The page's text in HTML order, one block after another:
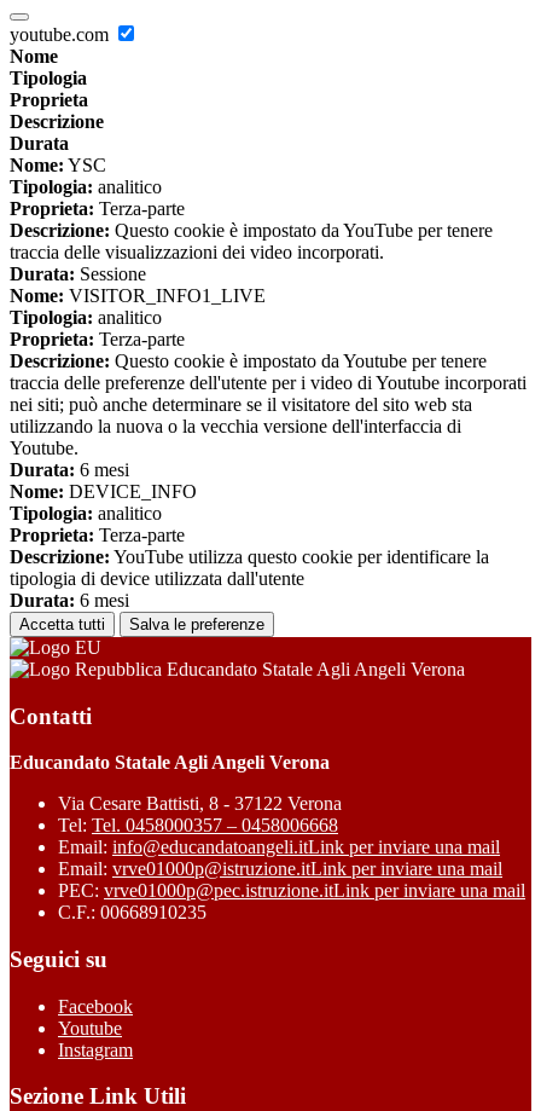
youtube.com
Nome
Tipologia
Proprieta
Descrizione
Durata
Nome: YSC
Tipologia: analitico
Proprieta: Terza-parte
Descrizione: Questo cookie è impostato da YouTube per tenere
traccia delle visualizzazioni dei video incorporati.
Durata: Sessione
Nome: VISITOR_INFO1_LIVE
Tipologia: analitico
Proprieta: Terza-parte
Descrizione: Questo cookie è impostato da Youtube per tenere
traccia delle preferenze dell'utente per i video di Youtube incorporati
nei siti; può anche determinare se il visitatore del sito web sta
utilizzando la nuova o la vecchia versione dell'interfaccia di
Youtube.
Durata: 6 mesi
Nome: DEVICE_INFO
Tipologia: analitico
Proprieta: Terza-parte
Descrizione: YouTube utilizza questo cookie per identificare la
tipologia di device utilizzata dall'utente
Durata: 6 mesi
Accetta tutti Salva le preferenze
Educandato Statale Agli Angeli Verona
Contatti
Educandato Statale Agli Angeli Verona
Via Cesare Battisti, 8 - 37122 Verona
Tel: Tel. 0458000357 – 0458006668
Email: info@educandatoangeli.itLink per inviare una mail
Email: vrve01000p@istruzione.itLink per inviare una mail
PEC: vrve01000p@pec.istruzione.itLink per inviare una mail
C.F.: 00668910235
Seguici su
Facebook
Youtube
Instagram
Sezione Link Utili